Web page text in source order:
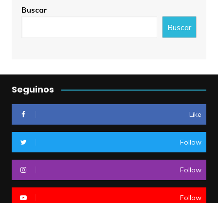
Buscar
Buscar
Seguinos
Like
Follow
Follow
Follow